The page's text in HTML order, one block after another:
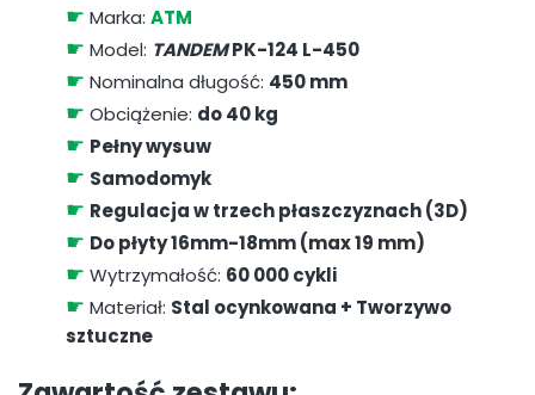
☛ Marka: ATM
☛ Model: TANDEMPK-124 L-450
☛ Nominalna długość: 450 mm
☛ Obciążenie: do 40 kg
☛ Pełny wysuw
☛ Samodomyk
☛ Regulacja w trzech płaszczyznach (3D)
☛ Do płyty 16mm-18mm (max 19 mm)
☛ Wytrzymałość: 60 000 cykli
☛ Materiał: Stal ocynkowana + Tworzywo
sztuczne